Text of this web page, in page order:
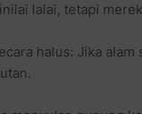
lalai, tetapi
halus: Jika alam